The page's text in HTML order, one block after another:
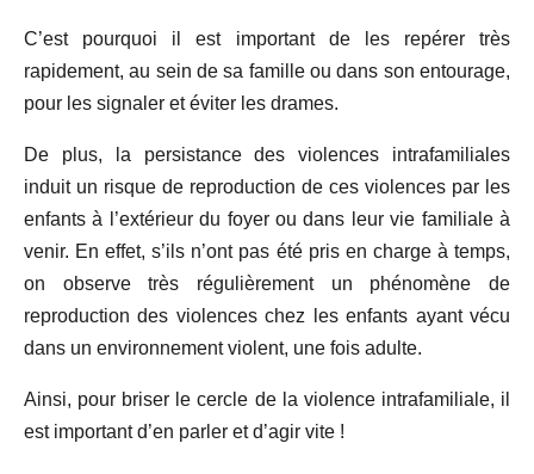
C’est pourquoi il est important de les repérer très
rapidement, au sein de sa famille ou dans son entourage,
pour les signaler et éviter les drames.
De plus, la persistance des violences intrafamiliales
induit un risque de reproduction de ces violences par les
enfants à l’extérieur du foyer ou dans leur vie familiale à
venir. En effet, s’ils n’ont pas été pris en charge à temps,
on observe très régulièrement un phénomène de
reproduction des violences chez les enfants ayant vécu
dans un environnement violent, une fois adulte.
Ainsi, pour briser le cercle de la violence intrafamiliale, il
est important d’en parler et d’agir vite !